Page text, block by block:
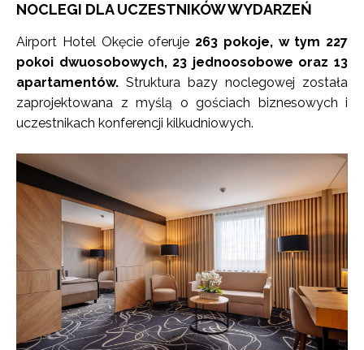
NOCLEGI DLA UCZESTNIKÓW WYDARZEŃ
Airport Hotel Okęcie oferuje 263 pokoje, w tym 227
pokoi dwuosobowych, 23 jednoosobowe oraz 13
apartamentów. Struktura bazy noclegowej została
zaprojektowana z myślą o gościach biznesowych i
uczestnikach konferencji kilkudniowych.